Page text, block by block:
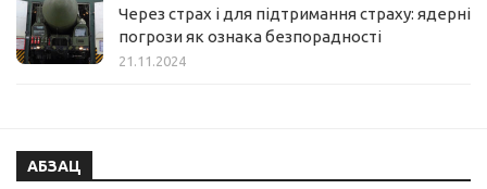
Через страх і для підтримання страху: ядерні
погрози як ознака безпорадності
21.11.2024
АБЗАЦ